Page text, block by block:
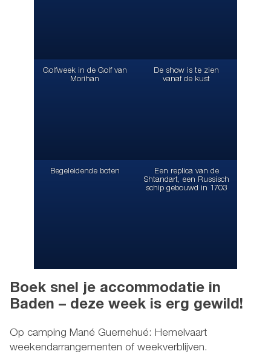
Golfweek in de Golf van
Morihan
De show is te zien
vanaf de kust
Begeleidende boten
Een replica van de
Shtandart, een Russisch
schip gebouwd in 1703
Boek snel je accommodatie in
Baden – deze week is erg gewild!
Op camping Mané Guernehué: Hemelvaart
weekendarrangementen of weekverblijven.